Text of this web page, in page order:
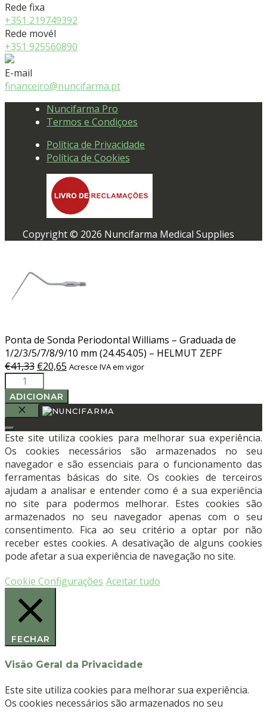
Rede fixa
+351 219749392
Rede movél
+351 925560890
E-mail
financeiro@nuncifarma.pt
Nuncifarma Pro
Termos e Condiçoes
Política de Privacidade
Política de Cookies
Copyright © 2026 Nuncifarma Medical Supplies
Ponta de Sonda Periodontal Williams – Graduada de
1/2/3/5/7/8/9/10 mm (24.454.05) – HELMUT ZEPF
€41,33 O
original
era:
€41,33.
€20,65 O
atual
é:
€20,65.
Acresce IVA em vigor
Quantidade
de
Ponta
de
Sonda
Periodontal
Williams
-
Graduada
de
1/2/3/5/7/8/9/10
mm
(24.454.05)
-
HELMUT
ZEPF
ADICIONAR
Este site utiliza cookies para melhorar sua experiência.
Os cookies necessários são armazenados no seu
navegador e são essenciais para o funcionamento das
ferramentas básicas do site. Os cookies de terceiros
ajudam a analisar e entender como é a sua experiência
no site para podermos melhorar. Estes cookies são
armazenados no seu navegador apenas com o seu
consentimento. Fica ao seu critério a optar por não
receber estes cookies. A desativação de alguns cookies
pode afetar a sua experiência de navegação no site.
Cookie Configurações Aceitar tudo
FECHAR
Visão Geral da Privacidade
Este site utiliza cookies para melhorar sua experiência.
Os cookies necessários são armazenados no seu